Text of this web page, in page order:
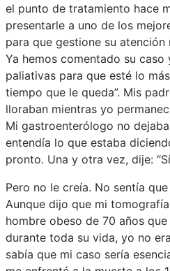
el punto de tratamiento hace
presentarle a uno de los
para que gestione su
Ya hemos comentado su
paliativas para que esté lo
tiempo que le queda”. Mis
lloraban mientras yo
Mi gastroenterólogo no
entendía lo que estaba
pronto. Una y otra vez, dije:
Pero no le creía. No sentía
Aunque dijo que mi
hombre obeso de 70 años
durante toda su vida, yo no
sabía que mi caso sería